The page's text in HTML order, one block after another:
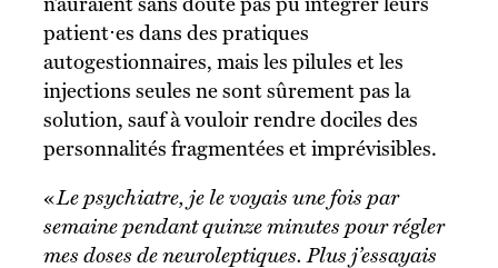
patient⋅es dans des pratiques
autogestionnaires, mais les pilules et les
injections seules ne sont sûrement pas la
solution, sauf à vouloir rendre dociles des
personnalités fragmentées et imprévisibles.
«Le psychiatre, je le voyais une fois par
semaine pendant quinze minutes pour régler
mes doses de neuroleptiques. Plus j’essayais